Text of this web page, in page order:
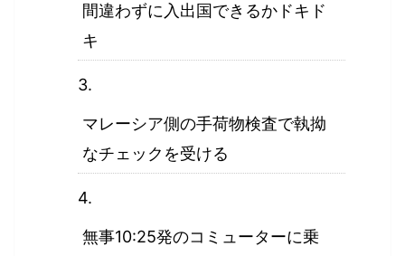
間違わずに入出国できるかドキド
キ
マレーシア側の手荷物検査で執拗
なチェックを受ける
無事10:25発のコミューターに乗